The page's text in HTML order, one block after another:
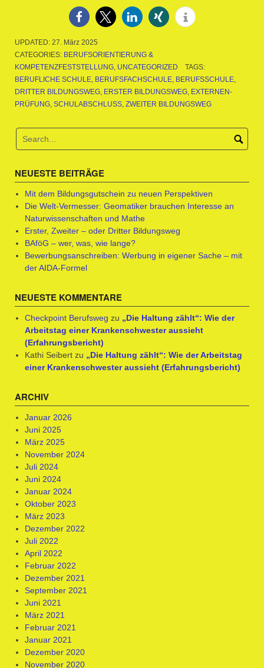
UPDATED: 27. März 2025
CATEGORIES: BERUFSORIENTIERUNG &
KOMPETENZFESTSTELLUNG, UNCATEGORIZED
TAGS:
BERUFLICHE SCHULE, BERUFSFACHSCHULE, BERUFSSCHULE,
DRITTER BILDUNGSWEG, ERSTER BILDUNGSWEG, EXTERNEN-
PRÜFUNG, SCHULABSCHLUSS, ZWEITER BILDUNGSWEG
NEUESTE BEITRÄGE
Mit dem Bildungsgutschein zu neuen Perspektiven
Die Welt-Vermesser: Geomatiker brauchen Interesse an
Naturwissenschaften und Mathe
Erster, Zweiter – oder Dritter Bildungsweg
BAföG – wer, was, wie lange?
Bewerbungsanschreiben: Werbung in eigener Sache – mit
der AIDA-Formel
NEUESTE KOMMENTARE
Checkpoint Berufsweg zu „Die Haltung zählt“: Wie der
Arbeitstag einer Krankenschwester aussieht
(Erfahrungsbericht)
Kathi Seibertzu „Die Haltung zählt“: Wie der Arbeitstag
einer Krankenschwester aussieht (Erfahrungsbericht)
ARCHIV
Januar 2026
Juni 2025
März 2025
November 2024
Juli 2024
Juni 2024
Januar 2024
Oktober 2023
März 2023
Dezember 2022
Juli 2022
April 2022
Februar 2022
Dezember 2021
September 2021
Juni 2021
März 2021
Februar 2021
Januar 2021
Dezember 2020
November 2020